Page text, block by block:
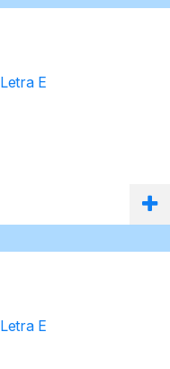
Letra E
Letra E